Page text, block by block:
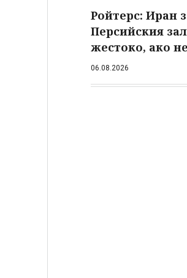
Ройтерс: Иран
Персийския
жестоко, ако
06.08.2026